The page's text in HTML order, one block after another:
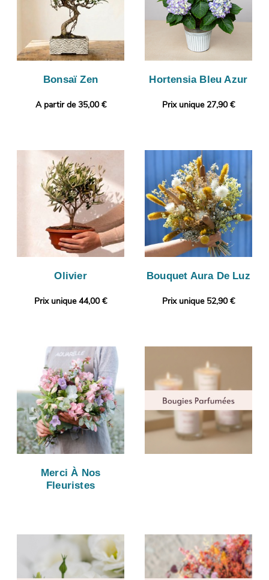
Bonsaï Zen
A partir de 35,00 €
Hortensia Bleu Azur
Prix unique 27,90 €
Olivier
Prix unique 44,00 €
Bouquet Aura De Luz
Prix unique 52,90 €
Merci À Nos
Fleuristes